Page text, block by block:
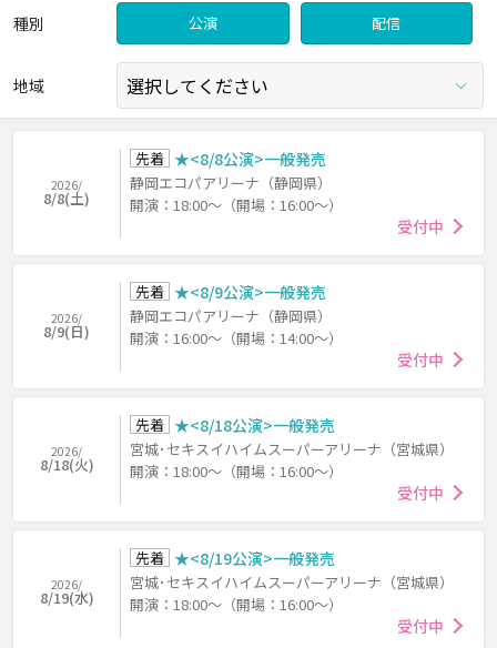
種別 公演 配信
地域
2026/
8/8(土)
先着 ★<8/8公演>一般発売
静岡エコパアリーナ（静岡県）
開演：18:00～（開場：16:00～）
受付中
2026/
8/9(日)
先着 ★<8/9公演>一般発売
静岡エコパアリーナ（静岡県）
開演：16:00～（開場：14:00～）
受付中
2026/
8/18(火)
先着 ★<8/18公演>一般発売
宮城･セキスイハイムスーパーアリーナ（宮城県）
開演：18:00～（開場：16:00～）
受付中
2026/
8/19(水)
先着 ★<8/19公演>一般発売
宮城･セキスイハイムスーパーアリーナ（宮城県）
開演：18:00～（開場：16:00～）
受付中